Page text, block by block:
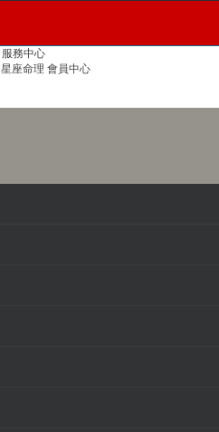
服務中心
星座命理 會員中心